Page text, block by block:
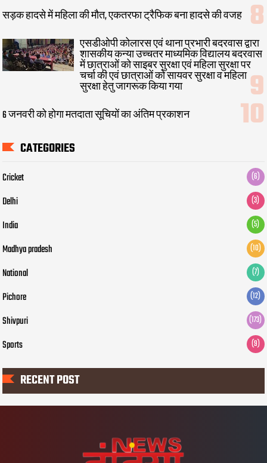
सड़क हादसे में महिला की मौत, एकतरफा ट्रैफिक बना हादसे की वजह
एसडीओपी कोलारस एवं थाना प्रभारी बदरवास द्वारा
शासकीय कन्या उच्चतर माध्यमिक विद्यालय बदरवास
में छात्राओं को साइबर सुरक्षा एवं महिला सुरक्षा पर
चर्चा की एवं छात्राओं को सायवर सुरक्षा व महिला
सुरक्षा हेतु जागरूक किया गया
6 जनवरी को होगा मतदाता सूचियों का अंतिम प्रकाशन
CATEGORIES
Cricket (6)
Delhi (3)
India (5)
Madhya pradesh (10)
National (7)
Pichore (12)
Shivpuri (173)
Sports (9)
RECENT POST